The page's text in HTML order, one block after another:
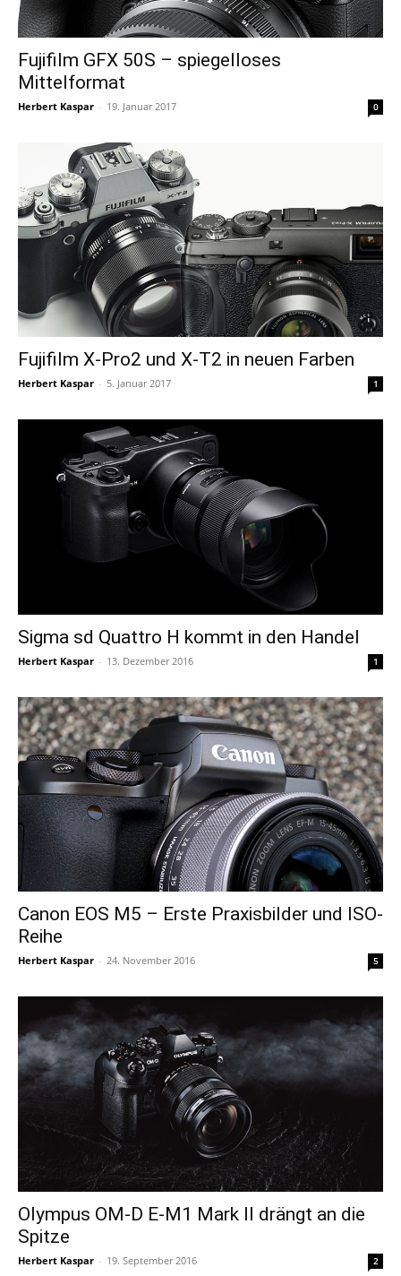
Fujifilm GFX 50S – spiegelloses
Mittelformat
Herbert Kaspar - 19. Januar 2017 0
Fujifilm X-Pro2 und X-T2 in neuen Farben
Herbert Kaspar - 5. Januar 2017 1
Sigma sd Quattro H kommt in den Handel
Herbert Kaspar - 13. Dezember 2016 1
Canon EOS M5 – Erste Praxisbilder und ISO-
Reihe
Herbert Kaspar - 24. November 2016 5
Olympus OM-D E-M1 Mark II drängt an die
Spitze
Herbert Kaspar - 19. September 2016 2